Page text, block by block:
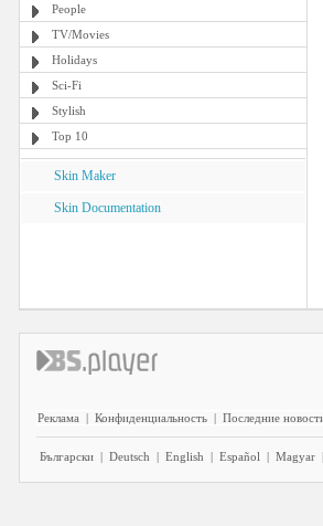
People
TV/Movies
Holidays
Sci-Fi
Stylish
Top 10
Skin Maker
Skin Documentation
Реклама | Конфиденциальность | Последние
Български | Deutsch | English | Español | Magyar |